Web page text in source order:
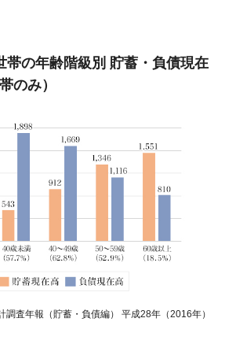
帯の年齢階級別 貯蓄・負債現在
のみ）
調査年報（貯蓄・負債編） 平成28年（2016年）